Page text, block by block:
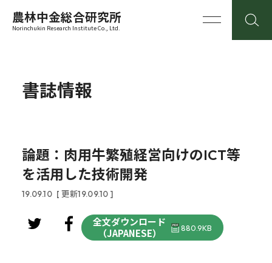
農林中金総合研究所
Norinchukin Research Institute Co., Ltd.
書誌情報
論題：肉用牛繁殖経営向けのICT等
を活用した技術開発
19.09.10 [ 更新19.09.10 ]
全文ダウンロード
（JAPANESE）
880.9KB